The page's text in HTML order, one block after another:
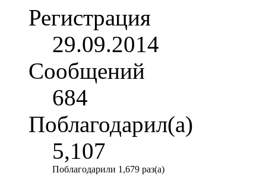
Регистрация
29.09.2014
Сообщений
684
Поблагодарил(а)
5,107
Поблагодарили 1,679 раз(а)